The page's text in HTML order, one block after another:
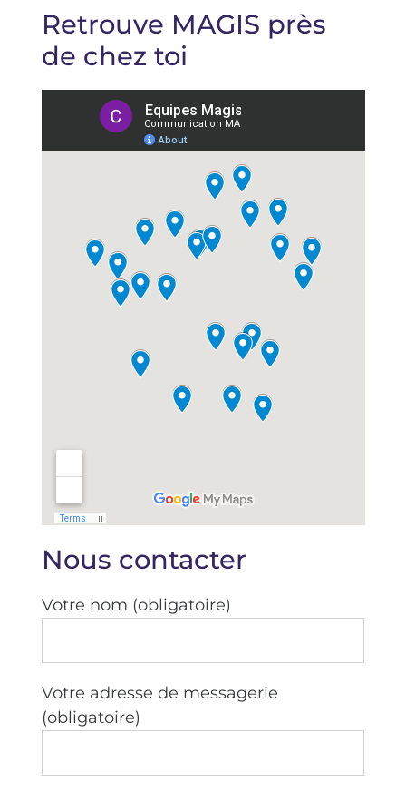
Retrouve MAGIS près
de chez toi
Nous contacter
Votre nom (obligatoire)
Votre adresse de messagerie
(obligatoire)